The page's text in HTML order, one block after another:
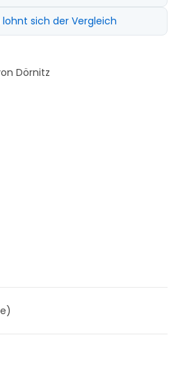
sich der Vergleich
Dörnitz